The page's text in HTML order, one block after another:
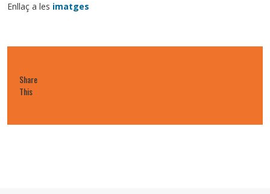
Enllaç a les imatges
Share
This